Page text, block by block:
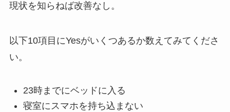
現状を知らねば改善なし。
以下10項目にYesがいくつあるか数えてみてくださ
い。
23時までにベッドに入る
寝室にスマホを持ち込まない